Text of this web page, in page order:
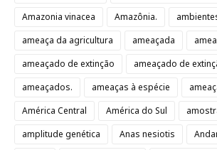
Amazonia vinacea
Amazônia.
ameaça da agricultura
ameaçada
ameaçado de extinção
ameaçado de
ameaçados.
ameaças à espécie
América Central
América do Sul
amplitude genética
Anas nesiotis